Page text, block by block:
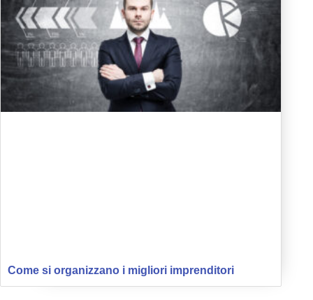
Come si organizzano i migliori imprenditori